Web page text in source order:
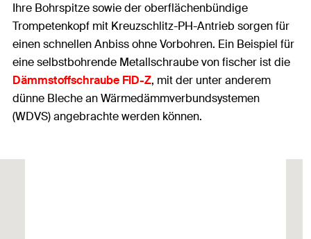
Ihre Bohrspitze sowie der oberflächenbündige
Trompetenkopf mit Kreuzschlitz-PH-Antrieb sorgen für
einen schnellen Anbiss ohne Vorbohren. Ein Beispiel für
eine selbstbohrende Metallschraube von fischer ist die
Dämmstoffschraube FID-Z, mit der unter anderem
dünne Bleche an Wärmedämmverbundsystemen
(WDVS) angebrachte werden können.